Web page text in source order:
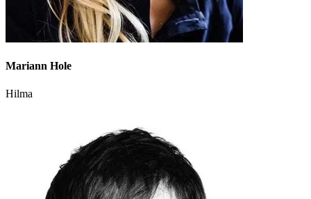
Mariann Hole
Hilma